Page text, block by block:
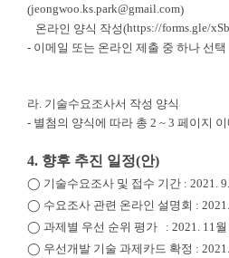
(jeongwoo.ks.park@gmail.com)
온라인 양식 작성(https://forms.gle/
- 이메일 또는 온라인 제출 중 하나 선택
라. 기술수요조사서 작성 양식
- 별첨의 양식에 따라 총 2 ~ 3 페이지 이
4. 향후 추진 일정(안)
◯ 기술수요조사 및 접수 기간 : 2021.
◯ 수요조사 관련 온라인 설명회 :
◯ 과제별 우선 순위 평가 : 2021. 11월
◯ 우선개발 기술 과제카드 확정 :